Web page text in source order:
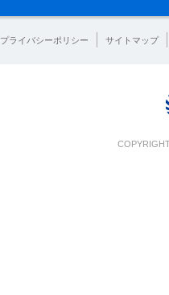
プライバシーポリシー サイトマップ